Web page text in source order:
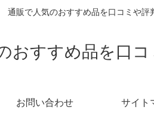
通販で人気のおすすめ品を口コミや評
おすすめ品を口
お問い合わせ サイト